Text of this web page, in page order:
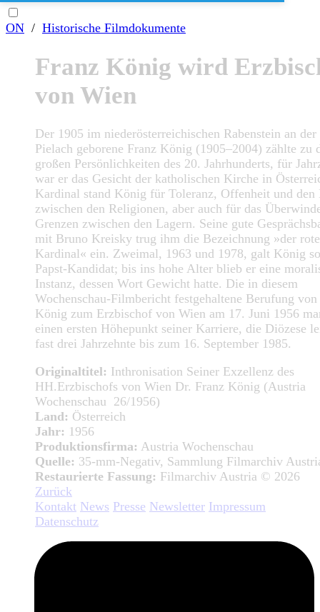
ON / Historische Filmdokumente
Franz König wird
von Wien
Der 1905 im niederösterreichischen Rabenstein an der
Pielach geborene Franz König (1905–2004) zählte zu
großen Persönlichkeiten des 20. Jahrhunderts, für
war er das Gesicht der katholischen Kirche in
Kardinal stand König für Toleranz, Offenheit und den
zwischen den Religionen, aber auch für das
Grenzen zwischen den Lagern. Seine gute
mit Bruno Kreisky trug ihm die Bezeichnung »der rote
Kardinal« ein. Zweimal, 1963 und 1978, galt König
Papst-Kandidat; bis ins hohe Alter blieb er eine
Instanz, dessen Wort Gewicht hatte. Die in diesem
Wochenschau-Filmbericht festgehaltene Berufung von
König zum Erzbischof von Wien am 17. Juni 1956
einen ersten Höhepunkt seiner Karriere, die Diözese
fast drei Jahrzehnte bis zum 16. September 1985.
Originaltitel: Inthronisation Seiner Exzellenz des
HH.Erzbischofs von Wien Dr. Franz König (Austria
Wochenschau 26/1956)
Land: Österreich
Jahr: 1956
Produktionsfirma: Austria Wochenschau
Quelle: 35-mm-Negativ, Sammlung Filmarchiv
Restaurierte Fassung: Filmarchiv Austria © 2026
Zurück
Kontakt News Presse Newsletter Impressum
Datenschutz